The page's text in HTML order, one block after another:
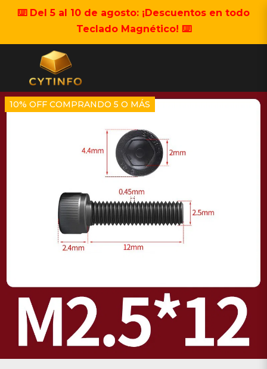
⌨️ Del 5 al 10 de agosto: ¡Descuentos en todo
Teclado Magnético! ⌨️
10% OFF COMPRANDO 5 O MÁS